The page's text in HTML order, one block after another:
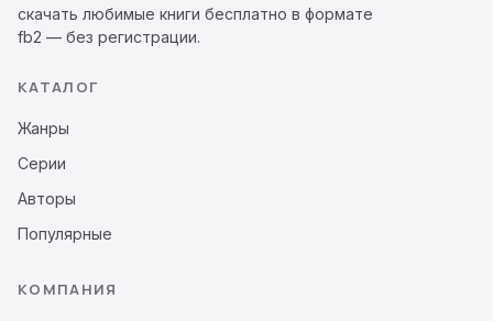
скачать любимые книги бесплатно в формате
fb2 — без регистрации.
КАТАЛОГ
Жанры
Серии
Авторы
Популярные
КОМПАНИЯ